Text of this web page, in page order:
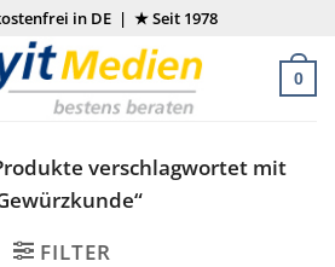
in DE | ★ Seit 1978
0
verschlagwortet mit
FILTER